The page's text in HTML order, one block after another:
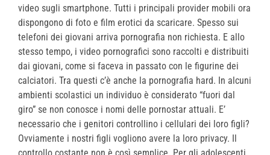
video sugli smartphone. Tutti i principali provider mobili ora
dispongono di foto e film erotici da scaricare. Spesso sui
telefoni dei giovani arriva pornografia non richiesta. E allo
stesso tempo, i video pornografici sono raccolti e distribuiti
dai giovani, come si faceva in passato con le figurine dei
calciatori. Tra questi c’è anche la pornografia hard. In alcuni
ambienti scolastici un individuo è considerato “fuori dal
giro” se non conosce i nomi delle pornostar attuali. E’
necessario che i genitori controllino i cellulari dei loro figli?
Ovviamente i nostri figli vogliono avere la loro privacy. Il
controllo costante non è così semplice. Per gli adolescenti